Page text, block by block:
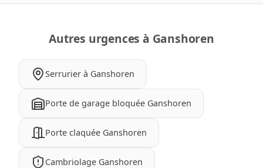
Autres urgences à Ganshoren
Serrurier à Ganshoren
Porte de garage bloquée Ganshoren
Porte claquée Ganshoren
Cambriolage Ganshoren